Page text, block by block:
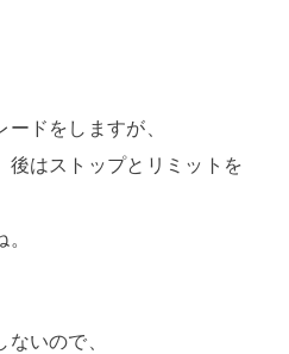
ドをしますが、
後はストップとリミットを
いので、